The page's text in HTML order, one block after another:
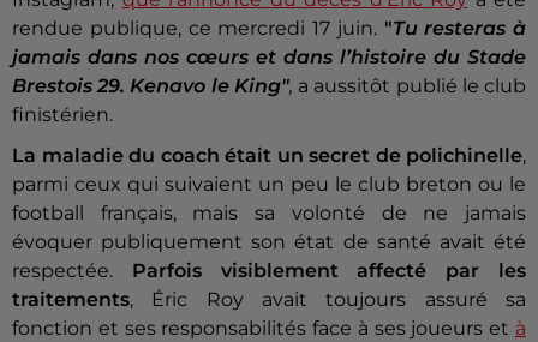
rendue publique, ce mercredi 17 juin. "Tu resteras à
jamais dans nos cœurs et dans l’histoire du Stade
Brestois 29. Kenavo le King", a aussitôt publié le club
finistérien.
La maladie du coach était un secret de polichinelle,
parmi ceux qui suivaient un peu le club breton ou le
football français, mais sa volonté de ne jamais
évoquer publiquement son état de santé avait été
respectée. Parfois visiblement affecté par les
traitements, Éric Roy avait toujours assuré sa
fonction et ses responsabilités face à ses joueurs et à